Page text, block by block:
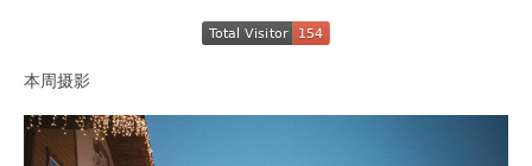
本周摄影